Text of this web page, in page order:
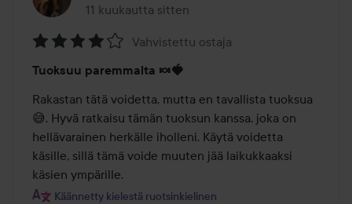
11 kuukautta sitten
Viesti luotiin 11 kuukautta sitten
4
/
5
Vahvistettu ostaja
Tuoksuu paremmalta 🍬🍓
Rakastan tätä voidetta, mutta en tavallista tuoksua
😅. Hyvä ratkaisu tämän tuoksun kanssa, joka on
hellävarainen herkälle iholleni. Käytä voidetta
käsille, sillä tämä voide muuten jää laikukkaaksi
käsien ympärille.
Käännetty kielestä ruotsinkielinen